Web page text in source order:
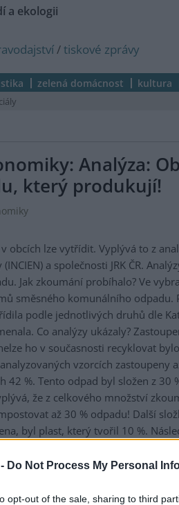
Do Not Process My Personal
opt-out of the sale, sharing to third
a ekologii
/tiskové zprávy
zelená domácnost kultura
Analýza:
který produkují!
obcích lze vytřídit. Vyplývá to z
a společnosti JRK ČR.
Jak zkoumání probíhalo? Ve
směsného komunálního odpadu.
podle jednotlivých druhů dle
Co analýzy ukázaly?
ho v současnosti recyklovat
vzorcích zastoupeny
%. Tento odpad byl složen z 30
že z celkového množství
až 30 % odpadu! Další
byl plast, který tvořil 10 %.
ani podíl textilu, který tvořil 4 %. Z
v nádobách na směsný komunální
domácnosti správně
může být zavedení